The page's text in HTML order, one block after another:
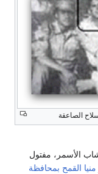
الصاعقة
الشاب الأسمر، مفتول
منيا القمح بمحافظة